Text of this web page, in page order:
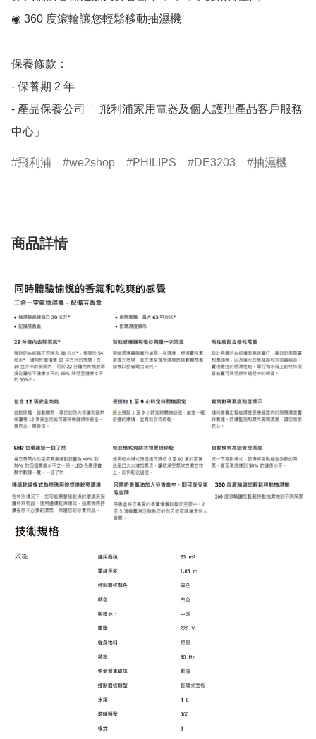
◉ 360 度滾輪讓您輕鬆移動抽濕機
保養條款：
- 保養期 2 年
- 產品保養公司「 飛利浦家用電器及個人護理產品客戶服務
中心」
飛利浦 we2shop PHILIPS DE3203 抽濕機
商品詳情